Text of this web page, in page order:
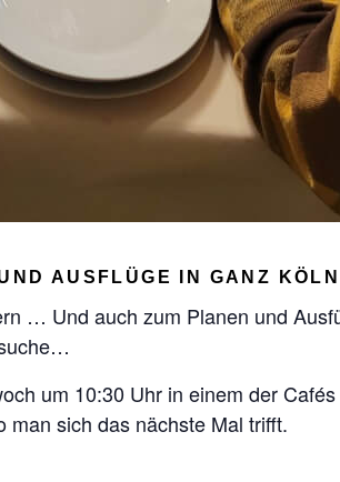
AUSFLÜGE IN GANZ KÖLN
… Und auch zum Planen und
um 10:30 Uhr in einem der
man sich das nächste Mal trifft.